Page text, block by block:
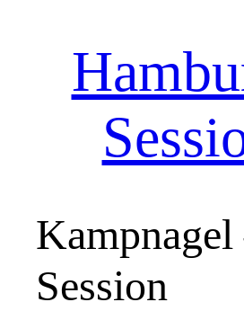
Kampnagel
Session